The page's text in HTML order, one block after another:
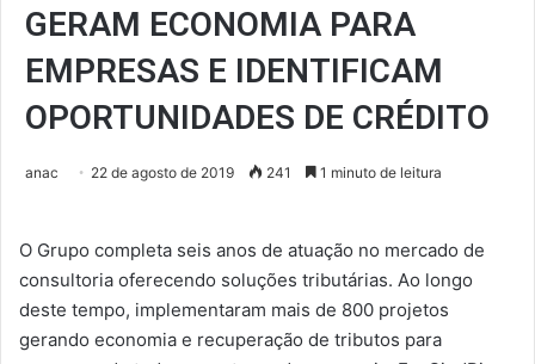
GERAM ECONOMIA PARA
EMPRESAS E IDENTIFICAM
OPORTUNIDADES DE CRÉDITO
anac 22 de agosto de 2019 241 1 minuto de leitura
O Grupo completa seis anos de atuação no mercado de
consultoria oferecendo soluções tributárias. Ao longo
deste tempo, implementaram mais de 800 projetos
gerando economia e recuperação de tributos para